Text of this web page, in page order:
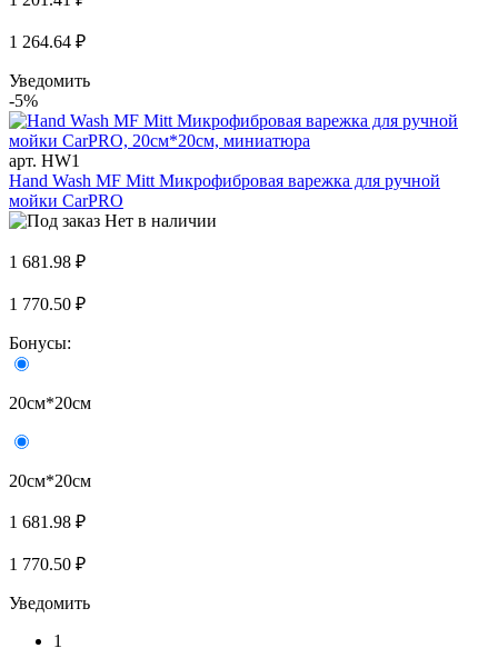
1 264.64 ₽
Уведомить
-5%
арт. HW1
Hand Wash MF Mitt Микрофибровая варежка для ручной
мойки CarPRO
Нет в наличии
1 681.98 ₽
1 770.50 ₽
Бонусы:
20см*20см
20см*20см
1 681.98 ₽
1 770.50 ₽
Уведомить
1